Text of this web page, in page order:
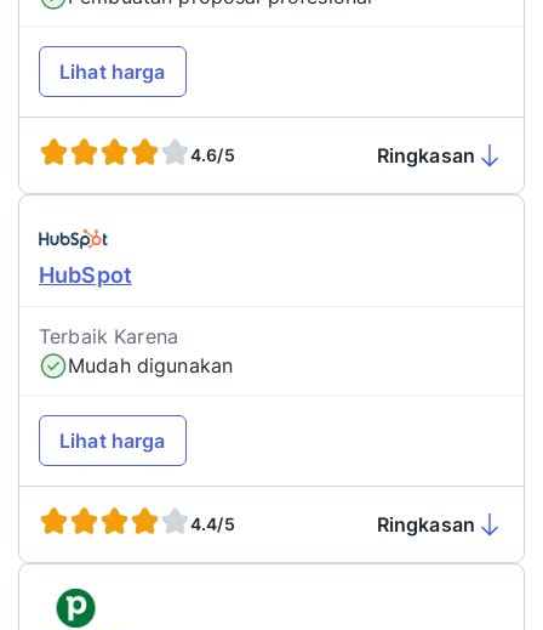
Lihat harga
4.6/5 Ringkasan
HubSpot
Terbaik Karena
Mudah digunakan
Lihat harga
4.4/5 Ringkasan